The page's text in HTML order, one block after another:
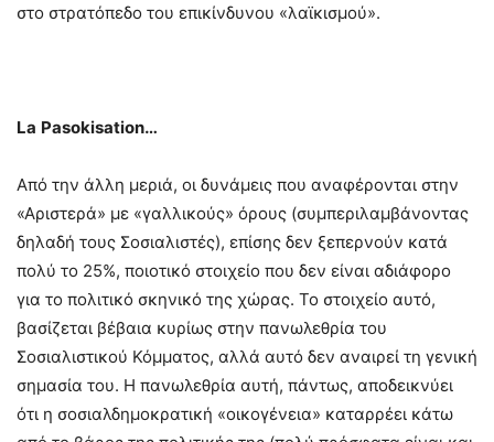
στο στρατόπεδο του επικίνδυνου «λαϊκισμού».
La Pasokisation…
Από την άλλη μεριά, οι δυνάμεις που αναφέρονται στην
«Αριστερά» με «γαλλικούς» όρους (συμπεριλαμβάνοντας
δηλαδή τους Σοσιαλιστές), επίσης δεν ξεπερνούν κατά
πολύ το 25%, ποιοτικό στοιχείο που δεν είναι αδιάφορο
για το πολιτικό σκηνικό της χώρας. Το στοιχείο αυτό,
βασίζεται βέβαια κυρίως στην πανωλεθρία του
Σοσιαλιστικού Κόμματος, αλλά αυτό δεν αναιρεί τη γενική
σημασία του. Η πανωλεθρία αυτή, πάντως, αποδεικνύει
ότι η σοσιαλδημοκρατική «οικογένεια» καταρρέει κάτω